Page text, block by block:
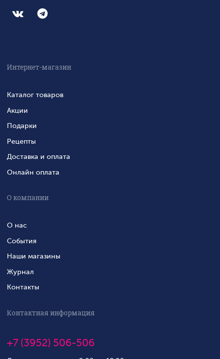
Интернет-магазин
Каталог товаров
Акции
Подарки
Рецепты
Доставка и оплата
Онлайн оплата
О компании
О нас
События
Наши магазины
Журнал
Контакты
Контактная информация
+7 (3952) 506-506